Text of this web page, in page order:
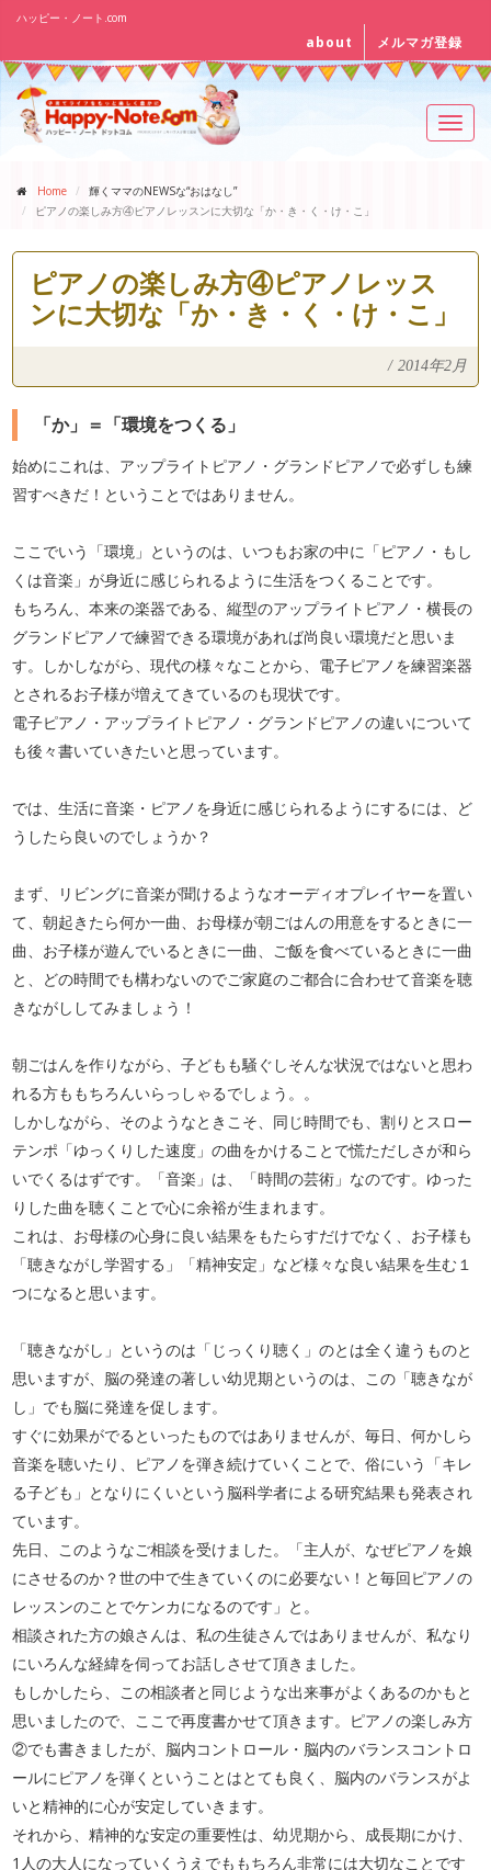
ハッピー・ノート.com
about メルマガ登録
Home
輝くママのNEWSな“おはなし”
ピアノの楽しみ方④ピアノレッスンに大切な「か・き・く・け・こ」
ピアノの楽しみ方④ピアノレッス
ンに大切な「か・き・く・け・こ」
/ 2014年2月
「か」＝「環境をつくる」
始めにこれは、アップライトピアノ・グランドピアノで必ずしも練
習すべきだ！ということではありません。
ここでいう「環境」というのは、いつもお家の中に「ピアノ・もし
くは音楽」が身近に感じられるように生活をつくることです。
もちろん、本来の楽器である、縦型のアップライトピアノ・横長の
グランドピアノで練習できる環境があれば尚良い環境だと思いま
す。しかしながら、現代の様々なことから、電子ピアノを練習楽器
とされるお子様が増えてきているのも現状です。
電子ピアノ・アップライトピアノ・グランドピアノの違いについて
も後々書いていきたいと思っています。
では、生活に音楽・ピアノを身近に感じられるようにするには、ど
うしたら良いのでしょうか？
まず、リビングに音楽が聞けるようなオーディオプレイヤーを置い
て、朝起きたら何か一曲、お母様が朝ごはんの用意をするときに一
曲、お子様が遊んでいるときに一曲、ご飯を食べているときに一曲
と、どの時間でも構わないのでご家庭のご都合に合わせて音楽を聴
きながししてみましょう！
朝ごはんを作りながら、子どもも騒ぐしそんな状況ではないと思わ
れる方ももちろんいらっしゃるでしょう。。
しかしながら、そのようなときこそ、同じ時間でも、割りとスロー
テンポ「ゆっくりした速度」の曲をかけることで慌ただしさが和ら
いでくるはずです。「音楽」は、「時間の芸術」なのです。ゆった
りした曲を聴くことで心に余裕が生まれます。
これは、お母様の心身に良い結果をもたらすだけでなく、お子様も
「聴きながし学習する」「精神安定」など様々な良い結果を生む１
つになると思います。
「聴きながし」というのは「じっくり聴く」のとは全く違うものと
思いますが、脳の発達の著しい幼児期というのは、この「聴きなが
し」でも脳に発達を促します。
すぐに効果がでるといったものではありませんが、毎日、何かしら
音楽を聴いたり、ピアノを弾き続けていくことで、俗にいう「キレ
る子ども」となりにくいという脳科学者による研究結果も発表され
ています。
先日、このようなご相談を受けました。「主人が、なぜピアノを娘
にさせるのか？世の中で生きていくのに必要ない！と毎回ピアノの
レッスンのことでケンカになるのです」と。
相談された方の娘さんは、私の生徒さんではありませんが、私なり
にいろんな経緯を伺ってお話しさせて頂きました。
もしかしたら、この相談者と同じような出来事がよくあるのかもと
思いましたので、ここで再度書かせて頂きます。ピアノの楽しみ方
②でも書きましたが、脳内コントロール・脳内のバランスコントロ
ールにピアノを弾くということはとても良く、脳内のバランスがよ
いと精神的に心が安定していきます。
それから、精神的な安定の重要性は、幼児期から、成長期にかけ、
1人の大人になっていくうえでももちろん非常には大切なことです